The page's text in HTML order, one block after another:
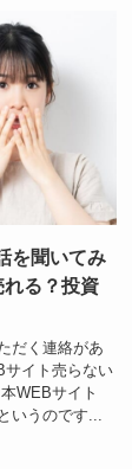
を聞いてみ
る？投資
だく連絡があ
サイト売らない
WEBサイト
いうのです...